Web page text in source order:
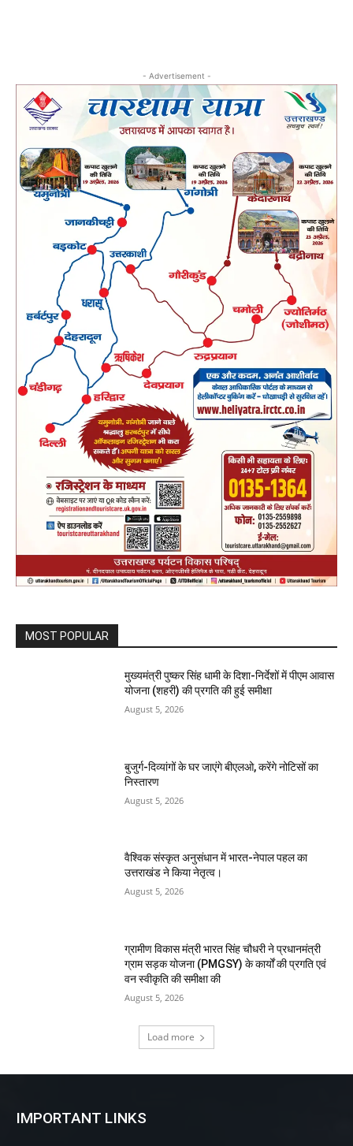
- Advertisement -
MOST POPULAR
मुख्यमंत्री पुष्कर सिंह धामी के दिशा-निर्देशों में पीएम आवास
योजना (शहरी) की प्रगति की हुई समीक्षा
August 5, 2026
बुजुर्ग-दिव्यांगों के घर जाएंगे बीएलओ, करेंगे नोटिसों का
निस्तारण
August 5, 2026
वैश्विक संस्कृत अनुसंधान में भारत-नेपाल पहल का
उत्तराखंड ने किया नेतृत्व।
August 5, 2026
ग्रामीण विकास मंत्री भारत सिंह चौधरी ने प्रधानमंत्री
ग्राम सड़क योजना (PMGSY) के कार्यों की प्रगति एवं
वन स्वीकृति की समीक्षा की
August 5, 2026
Load more
IMPORTANT LINKS